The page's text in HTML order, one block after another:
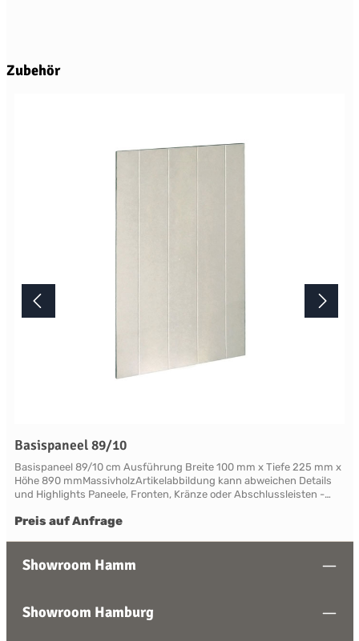
Produktgalerie überspringen
Zubehör
Basispaneel 89/10
Basispaneel 89/10 cm Ausführung Breite 100 mm x Tiefe 225 mm x
Höhe 890 mmMassivholzArtikelabbildung kann abweichen Details
und Highlights Paneele, Fronten, Kränze oder Abschlussleisten -
Modellen mit variablen Ausstattungen und DimensionenNahezu
Service Die Palette der eleganten, handwerklichen Lackfarben von
mischen. Jedes Möbelstück von Neptune kann in Ihrem
Wunschfarbton aus der Neptune Farbkollektion gestrichen werden -
Preis auf Anfrage
Showroom Hamm
Showroom Hamburg